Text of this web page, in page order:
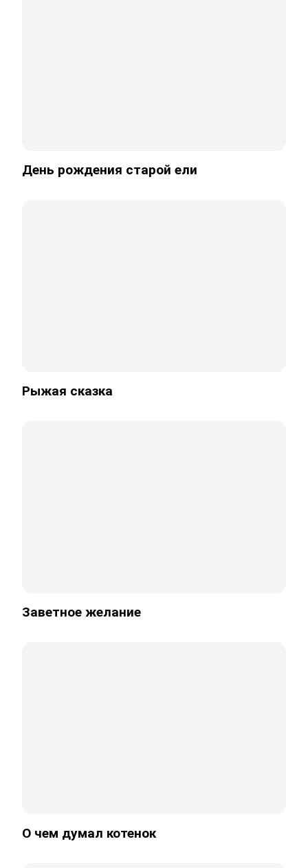
День рождения старой ели
Рыжая сказка
Заветное желание
О чем думал котенок